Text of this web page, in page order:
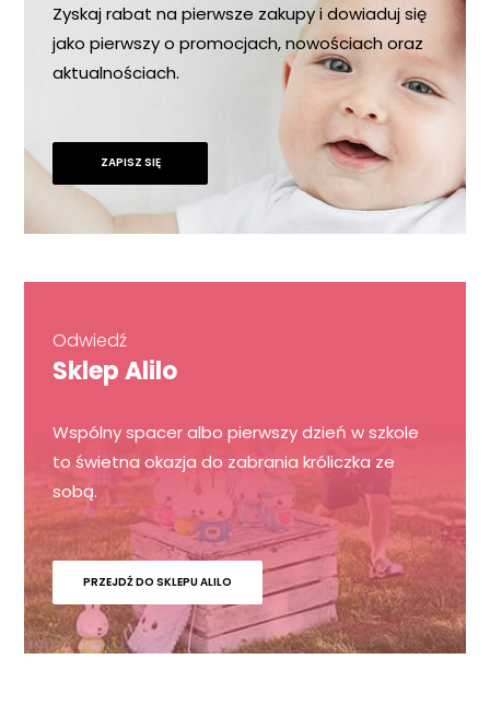
Zyskaj rabat na pierwsze zakupy i dowiaduj się
jako pierwszy o promocjach, nowościach oraz
aktualnościach.
ZAPISZ SIĘ
Odwiedź
Sklep Alilo
Wspólny spacer albo pierwszy dzień w szkole
to świetna okazja do zabrania króliczka ze
sobą.
PRZEJDŹ DO SKLEPU ALILO